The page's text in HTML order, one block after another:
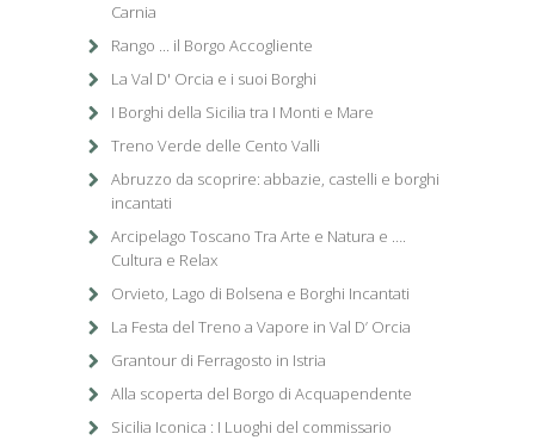
Carnia
Rango ... il Borgo Accogliente
La Val D' Orcia e i suoi Borghi
I Borghi della Sicilia tra I Monti e Mare
Treno Verde delle Cento Valli
Abruzzo da scoprire: abbazie, castelli e borghi
incantati
Arcipelago Toscano Tra Arte e Natura e ….
Cultura e Relax
Orvieto, Lago di Bolsena e Borghi Incantati
La Festa del Treno a Vapore in Val D’ Orcia
Grantour di Ferragosto in Istria
Alla scoperta del Borgo di Acquapendente
Sicilia Iconica : I Luoghi del commissario